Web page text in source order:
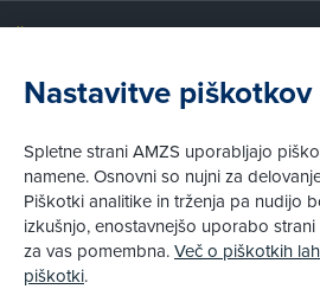
Postanite član AMZS
Zakaj (p)ostati član?
Kako vam pomagamo
Pravni vidiki
Piškotki
Nastavitve piškotkov
Spletne strani AMZS uporabljajo
namene. Osnovni so nujni za
Piškotki analitike in trženja pa nudijo
izkušnjo, enostavnejšo uporabo
za vas pomembna.Več o piškotkih
piškotki.